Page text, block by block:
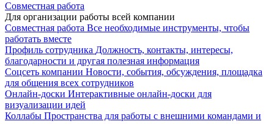
Совместная работа
Для организации работы всей компании
Совместная работа Все необходимые инструменты, чтобы
работать вместе
Профиль сотрудника Должность, контакты, интересы,
благодарности и другая полезная информация
Соцсеть компании Новости, события, обсуждения, площадка
для общения всех сотрудников
Онлайн-доски Интерактивные онлайн-доски для
визуализации идей
Коллабы Пространства для работы с внешними командами и